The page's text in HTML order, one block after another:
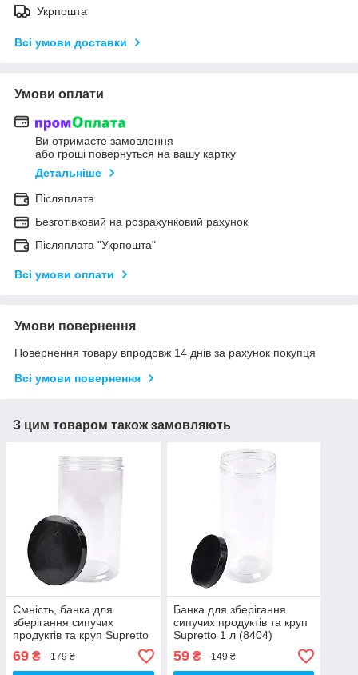
Укрпошта
Всі умови доставки
Умови оплати
Ви отримаєте замовлення
або гроші повернуться на вашу картку
Детальніше
Післяплата
Безготівковий на розрахунковий рахунок
Післяплата "Укрпошта"
Всі умови оплати
Умови повернення
Повернення товару впродовж 14 днів за рахунок покупця
Всі умови повернення
З цим товаром також замовляють
Ємність, банка для
зберігання сипучих
продуктів та круп Supretto
69 ₴ 179 ₴
Банка для зберігання
сипучих продуктів та круп
Supretto 1 л (8404)
59₴ 149 ₴